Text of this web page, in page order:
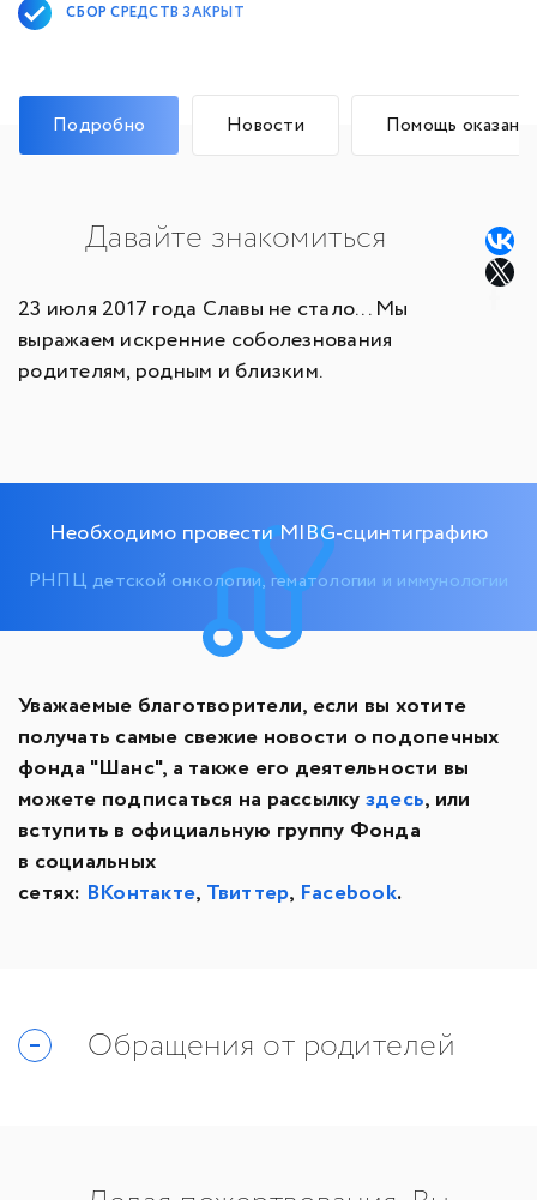
СБОР СРЕДСТВ ЗАКРЫТ
Подробно Новости Помощь оказана
Давайте знакомиться
23 июля 2017 года Славы не стало... Мы
выражаем искренние соболезнования
родителям, родным и близким.
Необходимо провести MIBG-сцинтиграфию
РНПЦ детской онкологии, гематологии и иммунологии
Уважаемые благотворители, если вы хотите
получать самые свежие новости о подопечных
фонда "Шанс", а также его деятельности вы
можете подписаться на рассылкуздесь, или
вступить в официальную группу Фонда
в социальных
сетях: ВКонтакте, Твиттер, Facebook.
Обращения от родителей